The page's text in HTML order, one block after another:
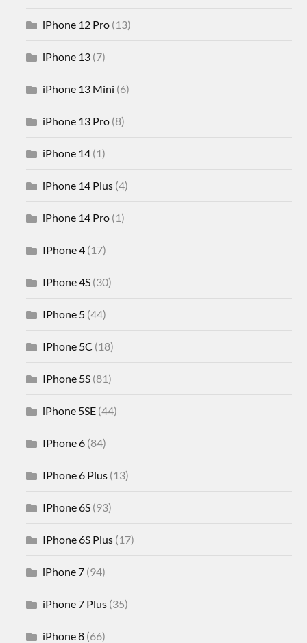
iPhone 12 Pro (13)
iPhone 13 (7)
iPhone 13 Mini (6)
iPhone 13 Pro (8)
iPhone 14 (1)
iPhone 14 Plus (4)
iPhone 14 Pro (1)
IPhone 4 (17)
IPhone 4S (30)
IPhone 5 (44)
IPhone 5C (18)
IPhone 5S (81)
iPhone 5SE (44)
IPhone 6 (84)
IPhone 6 Plus (13)
IPhone 6S (93)
IPhone 6S Plus (17)
iPhone 7 (94)
iPhone 7 Plus (35)
iPhone 8 (66)